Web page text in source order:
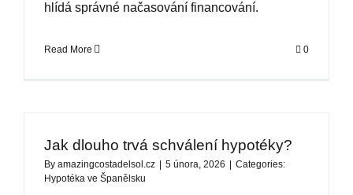
hlídá správné načasování financování.
Read More 0
Jak dlouho trvá schválení hypotéky?
By amazingcostadelsol.cz 5 února, 2026
Categories:
Hypotéka ve Španělsku